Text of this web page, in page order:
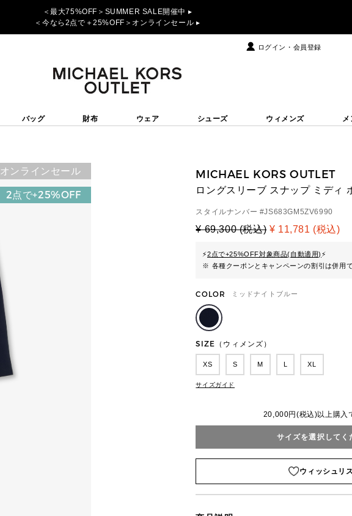
＜最大75%OFF＞SUMMER SALE開催中 ▸
＜今なら2点で＋25%OFF＞オンラインセール ▸
ログイン・会員登録
バッグ 財布 ウェア シューズ ウィメンズ メ
オンラインセール
2点で+25%OFF
MICHAEL KORS OUTLET
ロングスリーブ スナップ ミディ
スタイルナンバー #JS683GM5ZV6990
¥ 69,300 (税込) ¥ 11,781 (税込)
⚡2点で+25%OFF対象商品(自動適用) ⚡
※ 各種クーポンとキャンペーンの割引は併用
COLOR ミッドナイトブルー
SIZE（ウィメンズ）
XS S M L XL
サイズガイド
20,000円(税込)以上購入
サイズを選択してく
ウィッシュリ